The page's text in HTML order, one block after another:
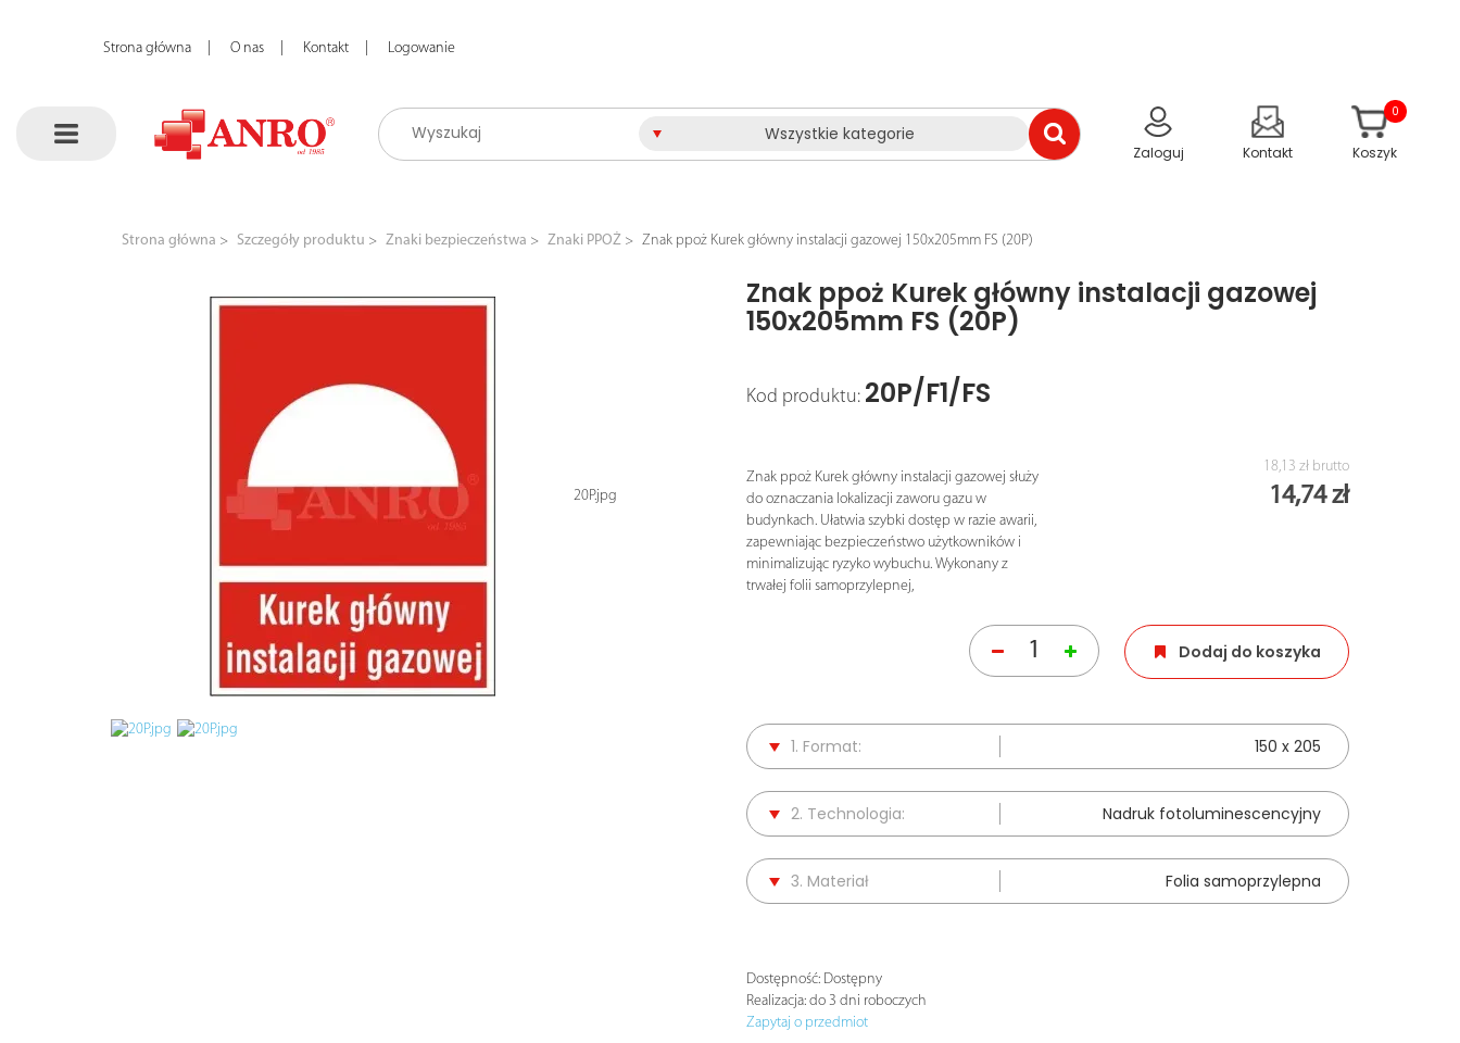
Strona główna O nas Kontakt Logowanie
Wszystkie kategorie
Zaloguj Kontakt Koszyk
0
Strona główna Szczegóły produktu Znaki bezpieczeństwa Znaki PPOŻ Znak ppoż Kurek główny instalacji gazowej 150x205mm FS (20P)
20P.jpg
Znak ppoż Kurek główny instalacji gazowej
150x205mm FS (20P)
Kod produktu: 20P/F1/FS
Znak ppoż Kurek główny instalacji gazowej służy
do oznaczania lokalizacji zaworu gazu w
budynkach. Ułatwia szybki dostęp w razie awarii,
zapewniając bezpieczeństwo użytkowników i
minimalizując ryzyko wybuchu. Wykonany z
trwałej folii samoprzylepnej,
18,13 zł brutto
14,74 zł
Dodaj do koszyka
1. Format: 150 x 205
2. Technologia: Nadruk fotoluminescencyjny
3. Materiał Folia samoprzylepna
Dostępność: Dostępny
Realizacja: do 3 dni roboczych
Zapytaj o przedmiot